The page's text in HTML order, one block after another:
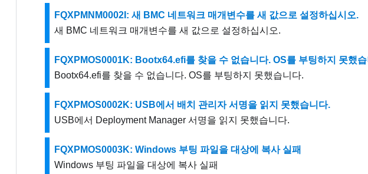
FQXPMNM0002I: 새 BMC 네트워크 매개변수를 새 값으로 설정하십시오.
새 BMC 네트워크 매개변수를 새 값으로 설정하십시오.
FQXPMOS0001K: Bootx64.efi를 찾을 수 없습니다. OS를 부팅하지 못했
Bootx64.efi를 찾을 수 없습니다. OS를 부팅하지 못했습니다.
FQXPMOS0002K: USB에서 배치 관리자 서명을 읽지 못했습니다.
USB에서 Deployment Manager 서명을 읽지 못했습니다.
FQXPMOS0003K: Windows 부팅 파일을 대상에 복사 실패
Windows 부팅 파일을 대상에 복사 실패